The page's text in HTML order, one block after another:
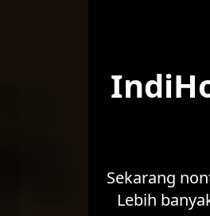
Sekarang
Lebih